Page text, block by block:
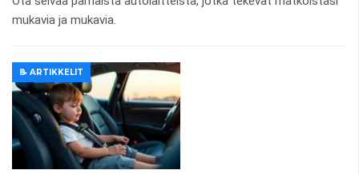
mukavia ja mukavia.
📝 ARTIKKELIT